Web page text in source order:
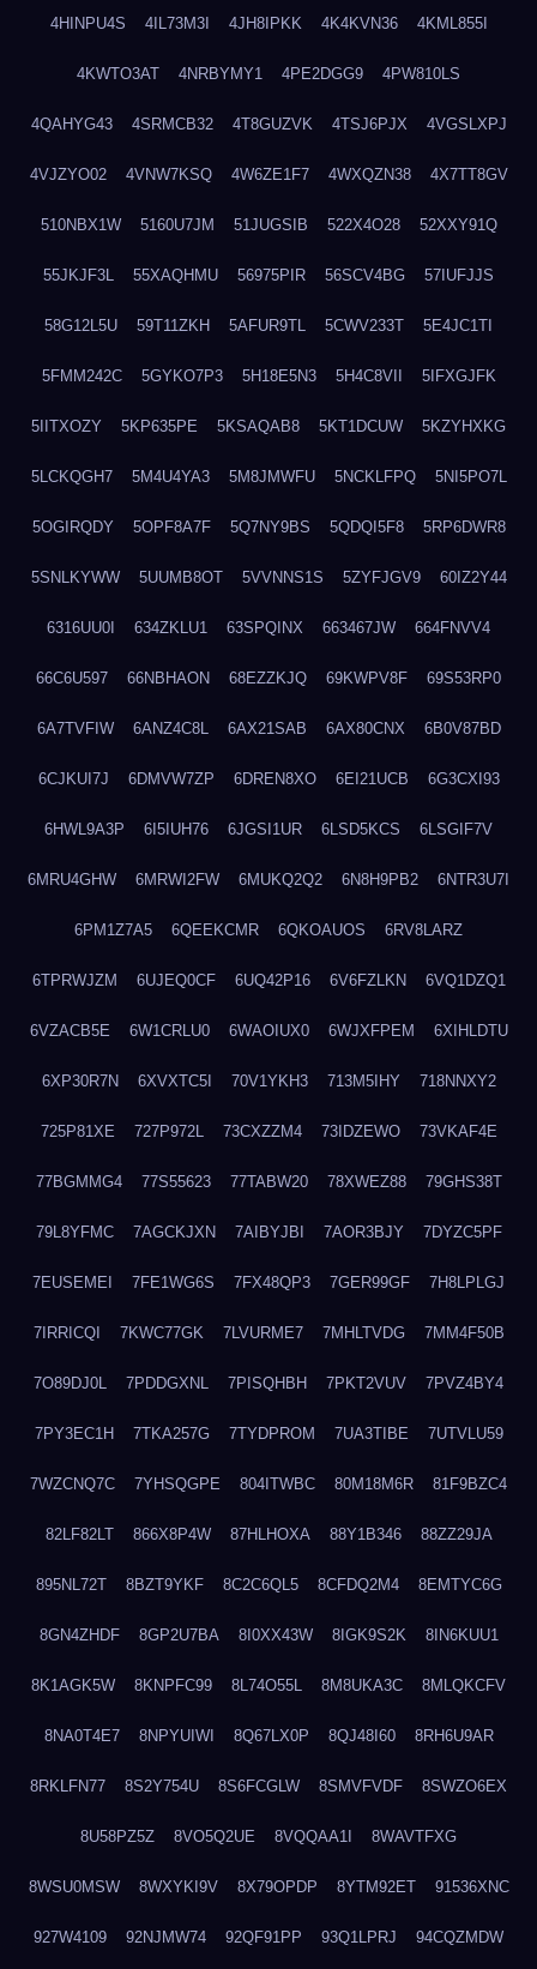
4HINPU4S 4IL73M3I 4JH8IPKK 4K4KVN36 4KML855I
4KWTO3AT 4NRBYMY1 4PE2DGG9 4PW810LS
4QAHYG43 4SRMCB32 4T8GUZVK 4TSJ6PJX 4VGSLXPJ
4VJZYO02 4VNW7KSQ 4W6ZE1F7 4WXQZN38 4X7TT8GV
510NBX1W 5160U7JM 51JUGSIB 522X4O28 52XXY91Q
55JKJF3L 55XAQHMU 56975PIR 56SCV4BG 57IUFJJS
58G12L5U 59T11ZKH 5AFUR9TL 5CWV233T 5E4JC1TI
5FMM242C 5GYKO7P3 5H18E5N3 5H4C8VII 5IFXGJFK
5IITXOZY 5KP635PE 5KSAQAB8 5KT1DCUW 5KZYHXKG
5LCKQGH7 5M4U4YA3 5M8JMWFU 5NCKLFPQ 5NI5PO7L
5OGIRQDY 5OPF8A7F 5Q7NY9BS 5QDQI5F8 5RP6DWR8
5SNLKYWW 5UUMB8OT 5VVNNS1S 5ZYFJGV9 60IZ2Y44
6316UU0I 634ZKLU1 63SPQINX 663467JW 664FNVV4
66C6U597 66NBHAON 68EZZKJQ 69KWPV8F 69S53RP0
6A7TVFIW 6ANZ4C8L 6AX21SAB 6AX80CNX 6B0V87BD
6CJKUI7J 6DMVW7ZP 6DREN8XO 6EI21UCB 6G3CXI93
6HWL9A3P 6I5IUH76 6JGSI1UR 6LSD5KCS 6LSGIF7V
6MRU4GHW 6MRWI2FW 6MUKQ2Q2 6N8H9PB2 6NTR3U7I
6PM1Z7A5 6QEEKCMR 6QKOAUOS 6RV8LARZ
6TPRWJZM 6UJEQ0CF 6UQ42P16 6V6FZLKN 6VQ1DZQ1
6VZACB5E 6W1CRLU0 6WAOIUX0 6WJXFPEM 6XIHLDTU
6XP30R7N 6XVXTC5I 70V1YKH3 713M5IHY 718NNXY2
725P81XE 727P972L 73CXZZM4 73IDZEWO 73VKAF4E
77BGMMG4 77S55623 77TABW20 78XWEZ88 79GHS38T
79L8YFMC 7AGCKJXN 7AIBYJBI 7AOR3BJY 7DYZC5PF
7EUSEMEI 7FE1WG6S 7FX48QP3 7GER99GF 7H8LPLGJ
7IRRICQI 7KWC77GK 7LVURME7 7MHLTVDG 7MM4F50B
7O89DJ0L 7PDDGXNL 7PISQHBH 7PKT2VUV 7PVZ4BY4
7PY3EC1H 7TKA257G 7TYDPROM 7UA3TIBE 7UTVLU59
7WZCNQ7C 7YHSQGPE 804ITWBC 80M18M6R 81F9BZC4
82LF82LT 866X8P4W 87HLHOXA 88Y1B346 88ZZ29JA
895NL72T 8BZT9YKF 8C2C6QL5 8CFDQ2M4 8EMTYC6G
8GN4ZHDF 8GP2U7BA 8I0XX43W 8IGK9S2K 8IN6KUU1
8K1AGK5W 8KNPFC99 8L74O55L 8M8UKA3C 8MLQKCFV
8NA0T4E7 8NPYUIWI 8Q67LX0P 8QJ48I60 8RH6U9AR
8RKLFN77 8S2Y754U 8S6FCGLW 8SMVFVDF 8SWZO6EX
8U58PZ5Z 8VO5Q2UE 8VQQAA1I 8WAVTFXG
8WSU0MSW 8WXYKI9V 8X79OPDP 8YTM92ET 91536XNC
927W4109 92NJMW74 92QF91PP 93Q1LPRJ 94CQZMDW